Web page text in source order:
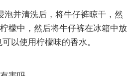
泡并清洗后，将牛仔裤晾干，然
檬中，然后将牛仔裤在冰箱中放
以使用柠檬味的香水。